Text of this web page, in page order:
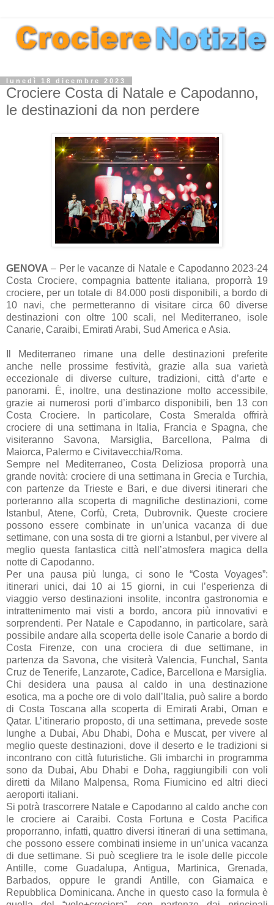
lunedì 18 dicembre 2023
Crociere Costa di Natale e Capodanno,
le destinazioni da non perdere
GENOVA – Per le vacanze di Natale e Capodanno 2023-24
Costa Crociere, compagnia battente italiana, proporrà 19
crociere, per un totale di 84.000 posti disponibili, a bordo di
10 navi, che permetteranno di visitare circa 60 diverse
destinazioni con oltre 100 scali, nel Mediterraneo, isole
Canarie, Caraibi, Emirati Arabi, Sud America e Asia.
Il Mediterraneo rimane una delle destinazioni preferite
anche nelle prossime festività, grazie alla sua varietà
eccezionale di diverse culture, tradizioni, città d’arte e
panorami. È, inoltre, una destinazione molto accessibile,
grazie ai numerosi porti d’imbarco disponibili, ben 13 con
Costa Crociere. In particolare, Costa Smeralda offrirà
crociere di una settimana in Italia, Francia e Spagna, che
visiteranno Savona, Marsiglia, Barcellona, Palma di
Maiorca, Palermo e Civitavecchia/Roma.
Sempre nel Mediterraneo, Costa Deliziosa proporrà una
grande novità: crociere di una settimana in Grecia e Turchia,
con partenze da Trieste e Bari, e due diversi itinerari che
porteranno alla scoperta di magnifiche destinazioni, come
Istanbul, Atene, Corfù, Creta, Dubrovnik. Queste crociere
possono essere combinate in un’unica vacanza di due
settimane, con una sosta di tre giorni a Istanbul, per vivere al
meglio questa fantastica città nell’atmosfera magica della
notte di Capodanno.
Per una pausa più lunga, ci sono le “Costa Voyages”:
itinerari unici, dai 10 ai 15 giorni, in cui l’esperienza di
viaggio verso destinazioni insolite, incontra gastronomia e
intrattenimento mai visti a bordo, ancora più innovativi e
sorprendenti. Per Natale e Capodanno, in particolare, sarà
possibile andare alla scoperta delle isole Canarie a bordo di
Costa Firenze, con una crociera di due settimane, in
partenza da Savona, che visiterà Valencia, Funchal, Santa
Cruz de Tenerife, Lanzarote, Cadice, Barcellona e Marsiglia.
Chi desidera una pausa al caldo in una destinazione
esotica, ma a poche ore di volo dall’Italia, può salire a bordo
di Costa Toscana alla scoperta di Emirati Arabi, Oman e
Qatar. L’itinerario proposto, di una settimana, prevede soste
lunghe a Dubai, Abu Dhabi, Doha e Muscat, per vivere al
meglio queste destinazioni, dove il deserto e le tradizioni si
incontrano con città futuristiche. Gli imbarchi in programma
sono da Dubai, Abu Dhabi e Doha, raggiungibili con voli
diretti da Milano Malpensa, Roma Fiumicino ed altri dieci
aeroporti italiani.
Si potrà trascorrere Natale e Capodanno al caldo anche con
le crociere ai Caraibi. Costa Fortuna e Costa Pacifica
proporranno, infatti, quattro diversi itinerari di una settimana,
che possono essere combinati insieme in un’unica vacanza
di due settimane. Si può scegliere tra le isole delle piccole
Antille, come Guadalupa, Antigua, Martinica, Grenada,
Barbados, oppure le grandi Antille, con Giamaica e
Repubblica Dominicana. Anche in questo caso la formula è